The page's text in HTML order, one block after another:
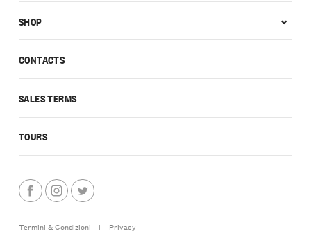
CONTACTS
SALES TERMS
TOURS
SHOP
Termini & Condizioni |
Privacy